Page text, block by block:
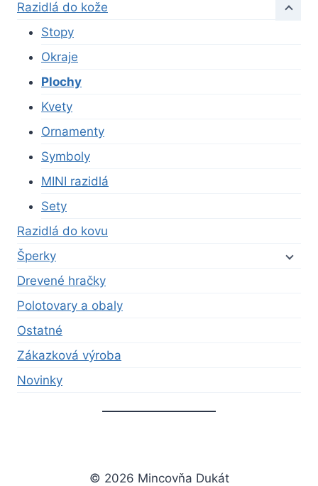
Razidlá do kože
Stopy
Okraje
Plochy
Kvety
Ornamenty
Symboly
MINI razidlá
Sety
Razidlá do kovu
Šperky
Drevené hračky
Polotovary a obaly
Ostatné
Zákazková výroba
Novinky
© 2026 Mincovňa Dukát